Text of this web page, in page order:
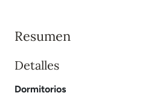
Resumen
Detalles
Dormitorios